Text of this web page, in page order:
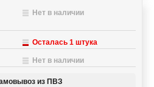
Нет в наличии
Осталась 1 штука
Нет в наличии
из ПВЗ